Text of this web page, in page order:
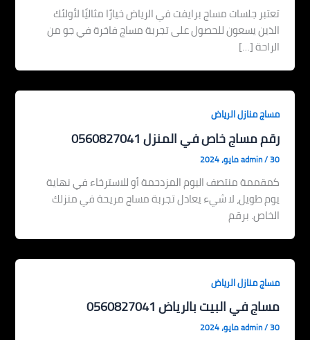
تعتبر جلسات مساج برايفت في الرياض خيارًا مثاليًا لأولئك
الذين يسعون للحصول على تجربة مساج فاخرة في جو من
الراحة […]
مساج منازل الرياض
رقم مساج خاص في المنزل 0560827041
admin/30 مايو، 2024
كمقممة منتصف اليوم المزدحمة أو للاسترخاء في نهاية
يوم طويل، لا شيء يعادل تجربة مساج مريحة في منزلك
الخاص. برقم
مساج منازل الرياض
مساج في البيت بالرياض 0560827041
admin/30 مايو، 2024